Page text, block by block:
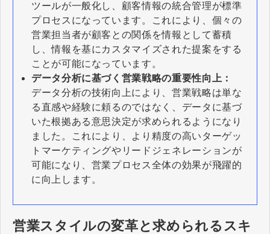
ツールが一般化し、顧客情報の統合管理が標準
プロセスになっています。これにより、個々の
営業担当者が顧客との関係を情報として蓄積
し、情報を基にカスタマイズされた提案をする
ことが可能になっています。
データ分析に基づく営業戦略の重要性向上：
データ分析の技術向上により、営業戦略は単な
る直感や経験に頼るのではなく、データに基づ
いた根拠ある意思決定が求められるようになり
ました。これにより、より精度の高いターゲッ
トマーケティングやリードジェネレーションが
可能になり、営業プロセス全体の効果が飛躍的
に向上します。
営業スタイルの変革と求められるスキ